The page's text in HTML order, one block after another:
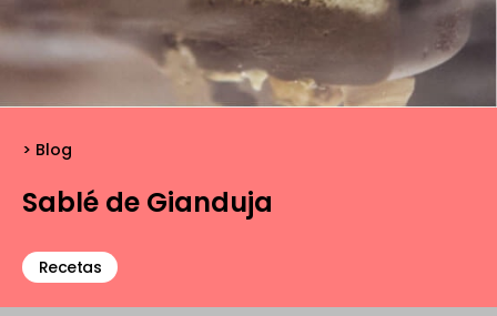
Blog
Sablé de Gianduja
Recetas